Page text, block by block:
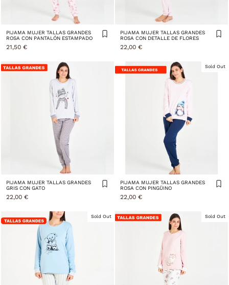
PIJAMA MUJER TALLAS GRANDES
ROSA CON PANTALÓN ESTAMPADO
21,50 €
PIJAMA MUJER TALLAS GRANDES
ROSA CON DETALLE DE FLORES
22,00 €
PIJAMA MUJER TALLAS GRANDES
GRIS CON GATO
22,00 €
Sold Out
PIJAMA MUJER TALLAS GRANDES
ROSA CON PINGÜINO
22,00 €
Sold Out Sold Out